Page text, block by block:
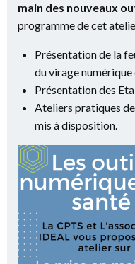
main des nouveaux
programme de cet
Présentation de la
du virage
Présentation des
Ateliers pratiques
mis à disposition.